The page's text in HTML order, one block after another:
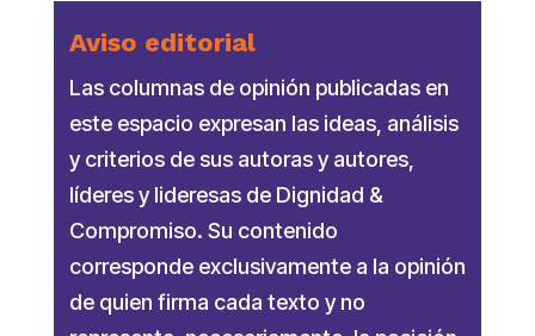
Aviso editorial
Las columnas de opinión publicadas en
este espacio expresan las ideas, análisis
y criterios de sus autoras y autores,
líderes y lideresas de Dignidad &
Compromiso. Su contenido
corresponde exclusivamente a la opinión
de quien firma cada texto y no